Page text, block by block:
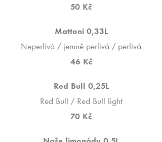
50 Kč
Mattoni 0,33L
Neperlivá / jemně perlivá / perlivá
46 Kč
Red Bull 0,25L
Red Bull / Red Bull light
70 Kč